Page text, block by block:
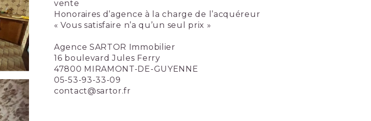
vente
Honoraires d’agence à la charge de l’acquéreur
« Vous satisfaire n’a qu’un seul prix »
Agence SARTOR Immobilier
16 boulevard Jules Ferry
47800 MIRAMONT-DE-GUYENNE
05-53-93-33-09
contact@sartor.fr